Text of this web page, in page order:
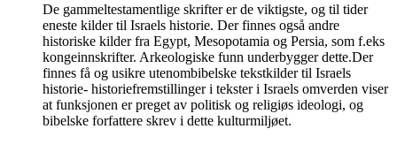
De gammeltestamentlige skrifter er de viktigste, og til tider
eneste kilder til Israels historie. Der finnes også andre
historiske kilder fra Egypt, Mesopotamia og Persia, som f.eks
kongeinnskrifter. Arkeologiske funn underbygger dette.Der
finnes få og usikre utenombibelske tekstkilder til Israels
historie- historiefremstillinger i tekster i Israels omverden viser
at funksjonen er preget av politisk og religiøs ideologi, og
bibelske forfattere skrev i dette kulturmiljøet.